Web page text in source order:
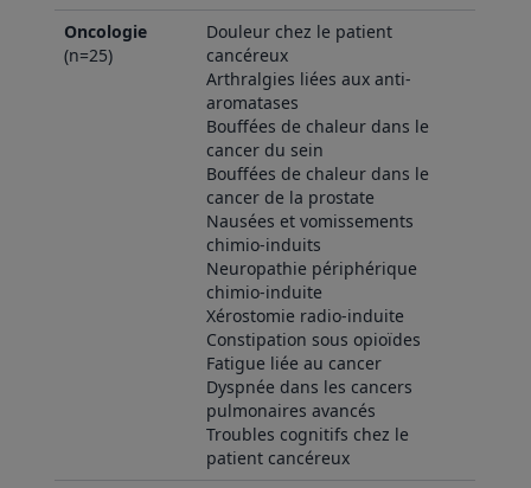
Oncologie
(n=25)
Douleur chez le patient
cancéreux
Arthralgies liées aux anti-
aromatases
Bouffées de chaleur dans le
cancer du sein
Bouffées de chaleur dans le
cancer de la prostate
Nausées et vomissements
chimio-induits
Neuropathie périphérique
chimio-induite
Xérostomie radio-induite
Constipation sous opioïdes
Fatigue liée au cancer
Dyspnée dans les cancers
pulmonaires avancés
Troubles cognitifs chez le
patient cancéreux